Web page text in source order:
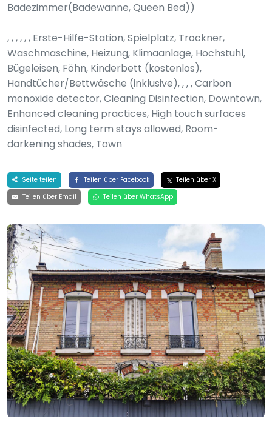
Badezimmer(Badewanne, Queen Bed))
, , , , , , Erste-Hilfe-Station, Spielplatz, Trockner,
Waschmaschine, Heizung, Klimaanlage, Hochstuhl,
Bügeleisen, Föhn, Kinderbett (kostenlos),
Handtücher/Bettwäsche (inklusive), , , , Carbon
monoxide detector, Cleaning Disinfection, Downtown,
Enhanced cleaning practices, High touch surfaces
disinfected, Long term stays allowed, Room-
darkening shades, Town
Seite teilen Teilen über Facebook
Teilen über X
Teilen über Email
Teilen über WhatsApp